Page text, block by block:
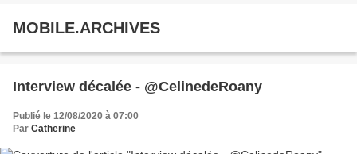
MOBILE.ARCHIVES
Interview décalée - @CelinedeRoany
Publié le 12/08/2020 à 07:00
Par Catherine